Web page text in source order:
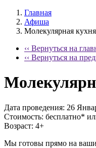
Главная
Афиша
Молекулярная кухня
‹‹ Вернуться на
‹‹ Вернуться на
Дата проведения: 26
Стоимость: бесплатно*
Возраст: 4+
Мы готовы прямо на